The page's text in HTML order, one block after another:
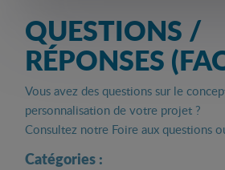
QUESTIONS /
RÉPONSES
Vous avez des questions sur le
personnalisation de votre projet ?
Consultez notre Foire aux questions
Catégories :